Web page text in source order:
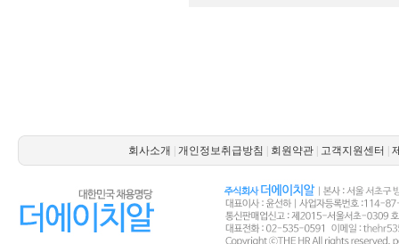
회사소개 개인정보취급방침 회원약관 고객지원센터